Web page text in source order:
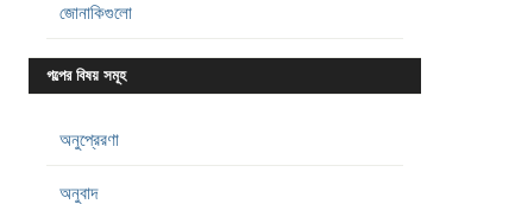
জোনাকিগুলো
গল্পের বিষয় সমূহ
অনুপ্রেরণা
অনুবাদ